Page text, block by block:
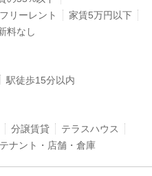
フリーレント
家賃5万円以下
料なし
駅徒歩15分以内
分譲賃貸
テラスハウス
テナント・店舗・倉庫